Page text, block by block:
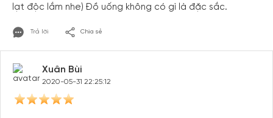
lạt độc lắm nhe) Đồ uống không có gì là đặc sắc.
Trả lời Chia sẻ
Xuân Bùi
2020-05-31 22:25:12